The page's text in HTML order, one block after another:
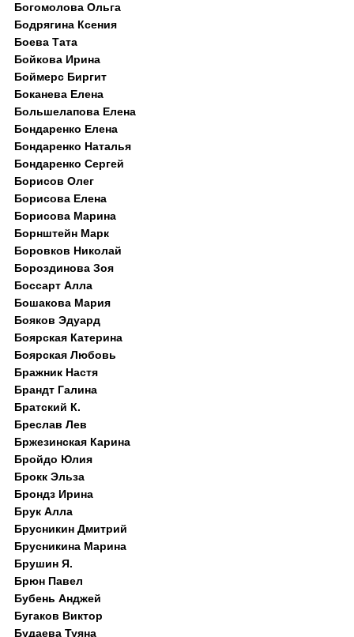
Богомолова Ольга
Бодрягина Ксения
Боева Тата
Бойкова Ирина
Боймерс Биргит
Боканева Елена
Большелапова Елена
Бондаренко Елена
Бондаренко Наталья
Бондаренко Сергей
Борисов Олег
Борисова Елена
Борисова Марина
Борнштейн Марк
Боровков Николай
Бороздинова Зоя
Боссарт Алла
Бошакова Мария
Бояков Эдуард
Боярская Катерина
Боярская Любовь
Бражник Настя
Брандт Галина
Братский К.
Бреслав Лев
Бржезинская Карина
Бройдо Юлия
Брокк Эльза
Брондз Ирина
Брук Алла
Брусникин Дмитрий
Брусникина Марина
Брушин Я.
Брюн Павел
Бубень Анджей
Бугаков Виктор
Будаева Туяна